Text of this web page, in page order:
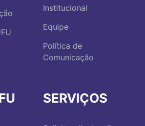
Institucional
Equipe
Política de
Comunicação
SERVIÇOS